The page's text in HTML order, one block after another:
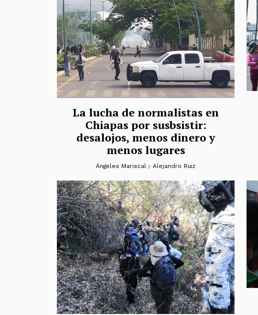
La lucha de normalistas en
Chiapas por susbsistir:
desalojos, menos dinero y
menos lugares
Ángeles Mariscal yAlejandro Ruiz